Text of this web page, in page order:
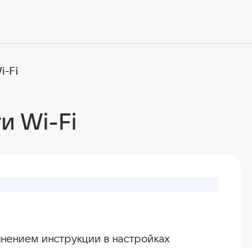
Fi
Wi-Fi
инструкции в настройках